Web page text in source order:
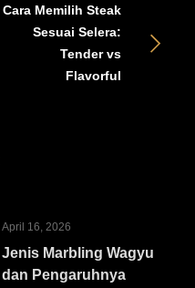
Cara Memilih Steak
Sesuai Selera:
Tender vs
Flavorful
April 16, 2026
Jenis Marbling Wagyu
dan Pengaruhnya